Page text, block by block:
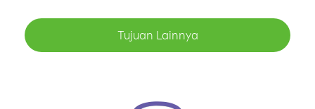
Tujuan Lainnya